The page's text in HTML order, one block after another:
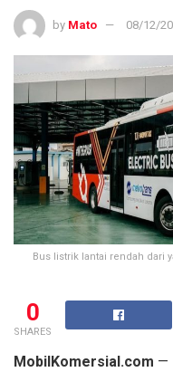
by Mato 08/12/
Bus listrik lantai rendah dari
0
SHARES
MobilKomersial.com —